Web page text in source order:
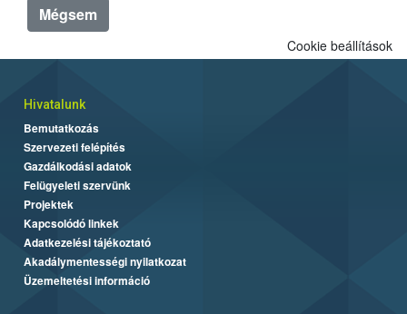
Mégsem
Cookie beállítások
Hivatalunk
Bemutatkozás
Szervezeti felépítés
Gazdálkodási adatok
Felügyeleti szervünk
Projektek
Kapcsolódó linkek
Adatkezelési tájékoztató
Akadálymentességi nyilatkozat
Üzemeltetési információ